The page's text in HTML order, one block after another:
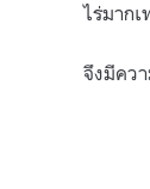
ไร่มาก
จึงมีคว